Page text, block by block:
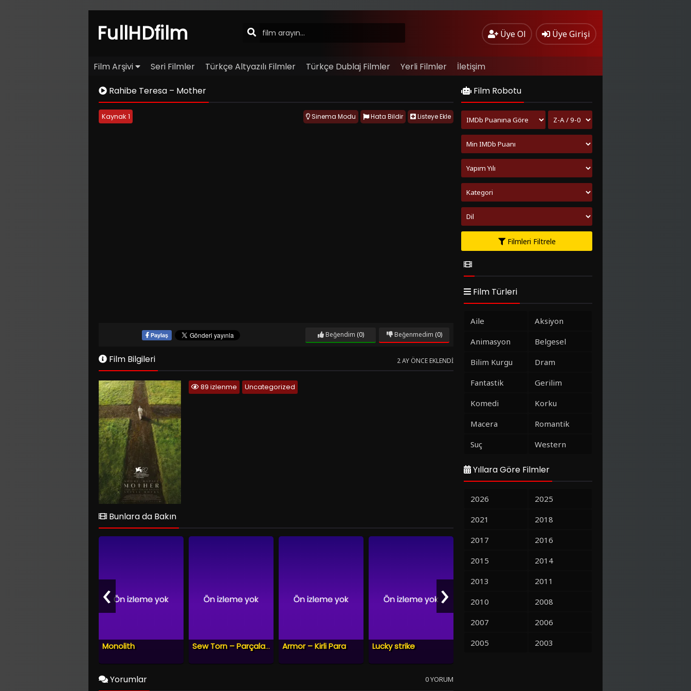
FullHDfilm Üye Ol Üye Girişi
Film Arşivi Seri Filmler Türkçe Altyazılı Filmler Türkçe Dublaj Filmler Yerli Filmler İletişim
Rahibe Teresa – Mother
Kaynak 1 Listeye Ekle
Hata Bildir
Sinema Modu
Paylaş Beğendim (0) Beğenmedim (0)
Film Bilgileri 2 AY ÖNCE EKLENDI
89 izlenme Uncategorized
Bunlara da Bakın
Monolith Sew Torn – Parçalanmış Armor – Kirli Para Lucky strike Murder Party
‹ ›
Yorumlar 0 YORUM
Film Robotu
Filmleri Filtrele
Film Türleri
Aile
Aksiyon
Animasyon
Belgesel
Bilim Kurgu
Dram
Fantastik
Gerilim
Komedi
Korku
Macera
Romantik
Suç
Western
Yıllara Göre Filmler
2026
2025
2021
2018
2017
2016
2015
2014
2013
2011
2010
2008
2007
2006
2005
2003